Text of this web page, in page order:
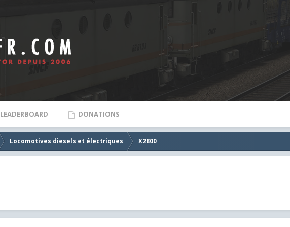
LEADERBOARD DONATIONS
Locomotives diesels et électriques X2800